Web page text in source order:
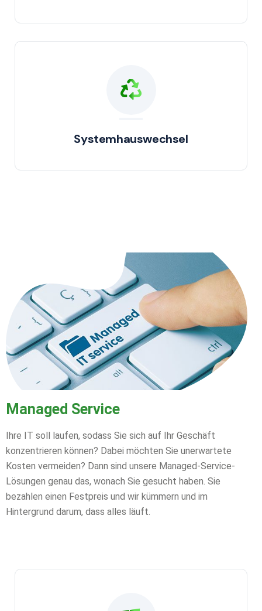
Systemhauswechsel
Managed Service
Ihre IT soll laufen, sodass Sie sich auf Ihr Geschäft
konzentrieren können? Dabei möchten Sie unerwartete
Kosten vermeiden? Dann sind unsere Managed-Service-
Lösungen genau das, wonach Sie gesucht haben. Sie
bezahlen einen Festpreis und wir kümmern und im
Hintergrund darum, dass alles läuft.